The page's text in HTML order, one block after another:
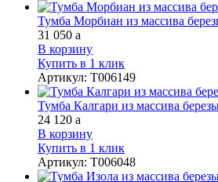
Тумба Морбиан из массива
31 050 a
В корзину
Купить в 1 клик
Артикул: Т006149
Тумба Калгари из массива
24 120 a
В корзину
Купить в 1 клик
Артикул: Т006048